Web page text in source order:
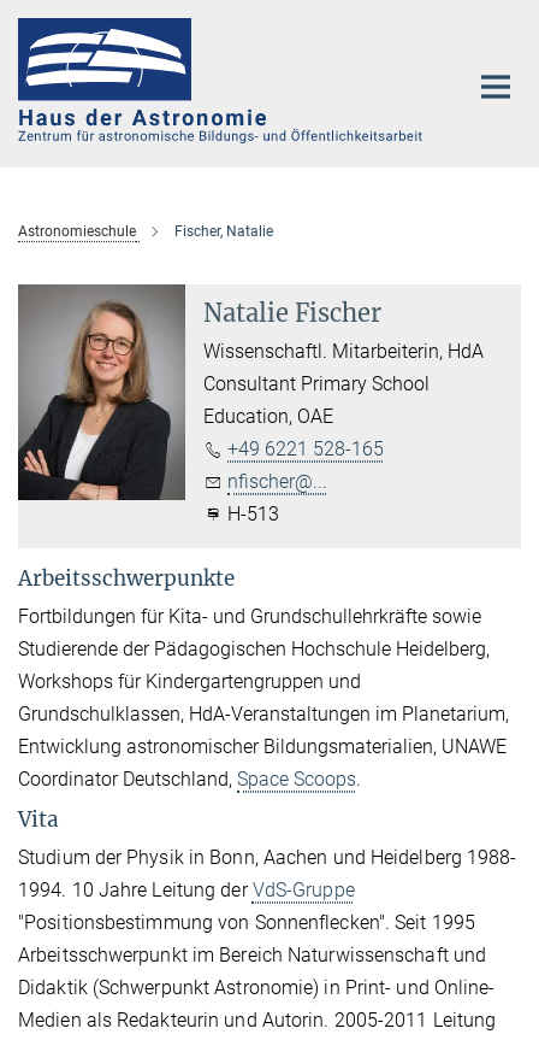
Hauptinhalt
Astronomieschule Fischer, Natalie
Natalie Fischer
Wissenschaftl. Mitarbeiterin, HdA
Consultant Primary School
Education, OAE
+49 6221 528-165
nfischer@...
H-513
Arbeitsschwerpunkte
Fortbildungen für Kita- und Grundschullehrkräfte sowie
Studierende der Pädagogischen Hochschule Heidelberg,
Workshops für Kindergartengruppen und
Grundschulklassen, HdA-Veranstaltungen im Planetarium,
Entwicklung astronomischer Bildungsmaterialien, UNAWE
Coordinator Deutschland, Space Scoops.
Vita
Studium der Physik in Bonn, Aachen und Heidelberg 1988-
1994. 10 Jahre Leitung derVdS-Gruppe
"Positionsbestimmung von Sonnenflecken". Seit 1995
Arbeitsschwerpunkt im Bereich Naturwissenschaft und
Didaktik (Schwerpunkt Astronomie) in Print- und Online-
Medien als Redakteurin und Autorin. 2005-2011 Leitung